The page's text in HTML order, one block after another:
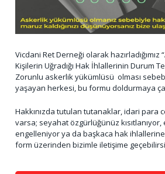
Vicdani Ret Derneği olarak hazırladığımız
Kişilerin Uğradığı Hak İhlallerinin Durum
Zorunlu askerlik yükümlüsü olması
yaşayan herkesi, bu formu doldurmaya
Hakkınızda tutulan tutanaklar, idari para
varsa; seyahat özgürlüğünüz kısıtlanıyor,
engelleniyor ya da başkaca hak ihlallerine
form üzerinden bizimle iletişime